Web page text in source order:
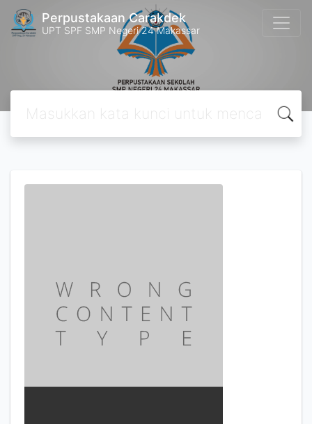
Perpustakaan Carakdek
UPT SPF SMP Negeri 24 Makassar